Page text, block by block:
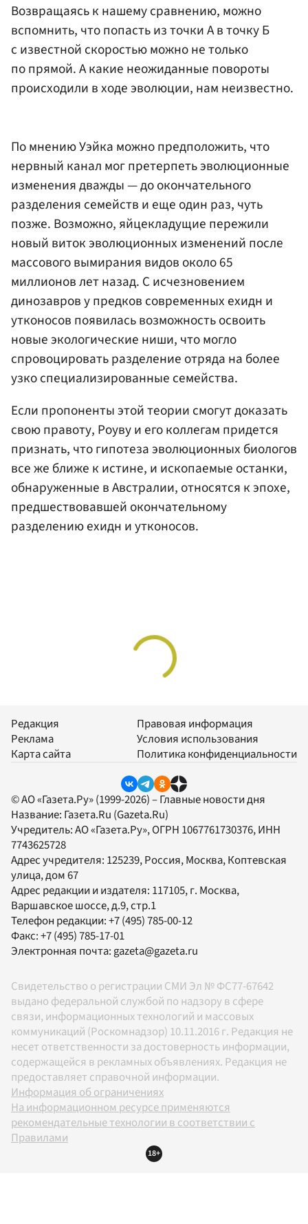
Возвращаясь к нашему сравнению, можно
вспомнить, что попасть из точки А в точку Б
с известной скоростью можно не только
по прямой. А какие неожиданные повороты
происходили в ходе эволюции, нам неизвестно.
По мнению Уэйка можно предположить, что
нервный канал мог претерпеть эволюционные
изменения дважды — до окончательного
разделения семейств и еще один раз, чуть
позже. Возможно, яйцекладущие пережили
новый виток эволюционных изменений после
массового вымирания видов около 65
миллионов лет назад. С исчезновением
динозавров у предков современных ехидн и
утконосов появилась возможность освоить
новые экологические ниши, что могло
спровоцировать разделение отряда на более
узко специализированные семейства.
Если пропоненты этой теории смогут доказать
свою правоту, Роуву и его коллегам придется
признать, что гипотеза эволюционных биологов
все же ближе к истине, и ископаемые останки,
обнаруженные в Австралии, относятся к эпохе,
предшествовавшей окончательному
разделению ехидн и утконосов.
Редакция
Реклама
Карта сайта
Правовая информация
Условия использования
Политика конфиденциальности
© АО «Газета.Ру» (1999-2026) – Главные новости дня
Название: Газета.Ru (Gazeta.Ru)
Учредитель:АО «Газета.Ру», ОГРН 1067761730376, ИНН
7743625728
Адрес учредителя: 125239, Россия, Москва, Коптевская
улица, дом 67
Адрес редакции и издателя: 117105, г. Москва,
Варшавское шоссе, д.9, стр.1
Телефон редакции:+7 (495) 785-00-12
Факс:+7 (495) 785-17-01
Электронная почта: gazeta@gazeta.ru
Свидетельство о регистрации СМИ Эл № ФС77-67642
выдано федеральной службой по надзору в сфере
связи, информационных технологий и массовых
коммуникаций (Роскомнадзор) 10.11.2016 г. Редакция не
несет ответственности за достоверность информации,
содержащейся в рекламных объявлениях. Редакция не
предоставляет справочной информации.
Информация об ограничениях
На информационном ресурсе применяются
рекомендательные технологии в соответствии с
Правилами
18+